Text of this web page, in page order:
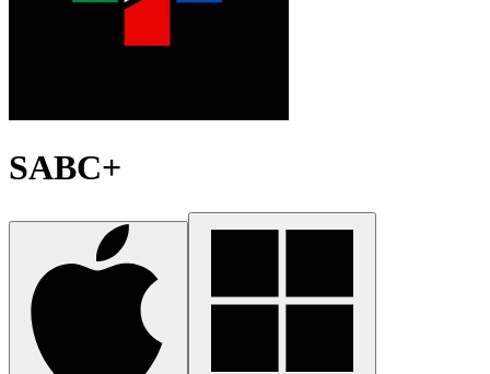
SABC+